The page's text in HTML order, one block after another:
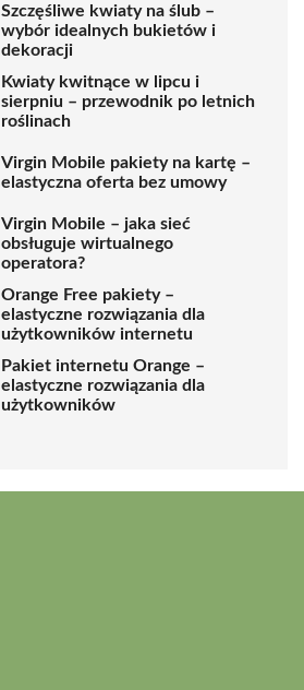
Szczęśliwe kwiaty na ślub –
wybór idealnych bukietów i
dekoracji
Kwiaty kwitnące w lipcu i
sierpniu – przewodnik po letnich
roślinach
Virgin Mobile pakiety na kartę –
elastyczna oferta bez umowy
Virgin Mobile – jaka sieć
obsługuje wirtualnego
operatora?
Orange Free pakiety –
elastyczne rozwiązania dla
użytkowników internetu
Pakiet internetu Orange –
elastyczne rozwiązania dla
użytkowników